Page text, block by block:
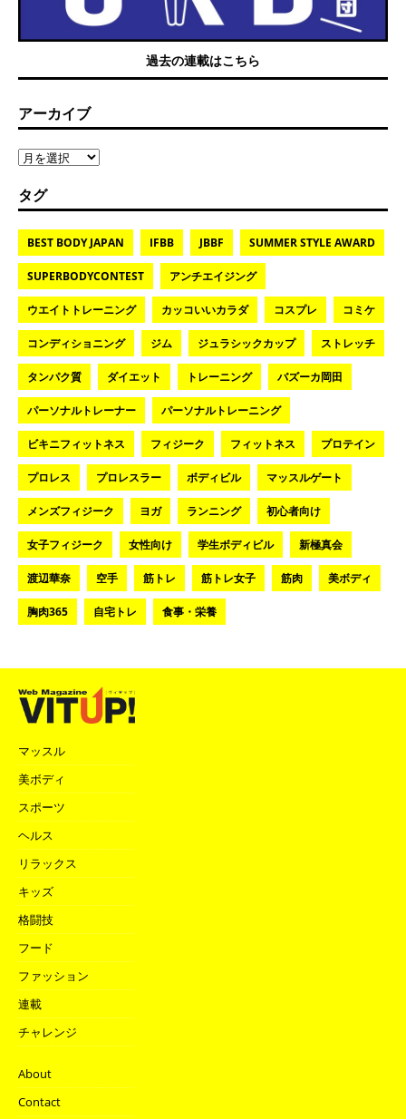
過去の連載はこちら
アーカイブ
タグ
BEST BODY JAPAN IFBB JBBF SUMMER STYLE AWARD
SUPERBODYCONTEST アンチエイジング
ウエイトトレーニング カッコいいカラダ コスプレ コミケ
コンディショニング ジム ジュラシックカップ ストレッチ
タンパク質 ダイエット トレーニング バズーカ岡田
パーソナルトレーナー パーソナルトレーニング
ビキニフィットネス フィジーク フィットネス プロテイン
プロレス プロレスラー ボディビル マッスルゲート
メンズフィジーク ヨガ ランニング 初心者向け
女子フィジーク 女性向け 学生ボディビル 新極真会
渡辺華奈 空手 筋トレ 筋トレ女子 筋肉 美ボディ
胸肉365 自宅トレ 食事・栄養
マッスル
美ボディ
スポーツ
ヘルス
リラックス
キッズ
格闘技
フード
ファッション
連載
チャレンジ
About
Contact